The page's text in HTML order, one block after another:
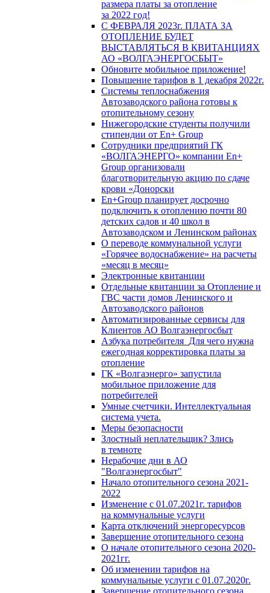
размера платы за отопление
за 2022 год!
С ФЕВРАЛЯ 2023г. ПЛАТА ЗА
ОТОПЛЕНИЕ БУДЕТ
ВЫСТАВЛЯТЬСЯ В КВИТАНЦИЯХ
АО «ВОЛГАЭНЕРГОСБЫТ»
Обновите мобильное приложение!
Повышение тарифов в 1 декабря 2022г.
Системы теплоснабжения
Автозаводского района готовы к
отопительному сезону
Нижегородские студенты получили
стипендии от En+ Group
Сотрудники предприятий ГК
«ВОЛГАЭНЕРГО» компании En+
Group организовали
благотворительную акцию по сдаче
крови «Донорски
En+Group планирует досрочно
подключить к отоплению почти 80
детских садов и 40 школ в
Автозаводском и Ленинском районах
О переводе коммунальной услуги
«Горячее водоснабжение» на расчеты
«месяц в месяц»
Электронные квитанции
Отдельные квитанции за Отопление и
ГВС части домов Ленинского и
Автозаводского районов
Автоматизированные сервисы для
Клиентов АО Волгаэнергосбыт
Азбука потребителя_Для чего нужна
ежегодная корректировка платы за
отопление
ГК «Волгаэнерго» запустила
мобильное приложение для
потребителей
Умные счетчики. Интеллектуальная
система учета.
Меры безопасности
Злостный неплательщик? Злись
в темноте
Нерабочие дни в АО
"Волгаэнергосбыт"
Начало отопительного сезона 2021-
2022
Изменение с 01.07.2021г. тарифов
на коммунальные услуги
Карта отключений энергоресурсов
Завершение отопительного сезона
О начале отопительного сезона 2020-
2021гг.
Об изменении тарифов на
коммунальные услуги с 01.07.2020г.